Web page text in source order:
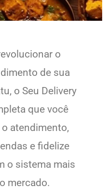
o
de sua
o Seu Delivery
que você
atendimento,
e fidelize
o sistema mais
mercado.